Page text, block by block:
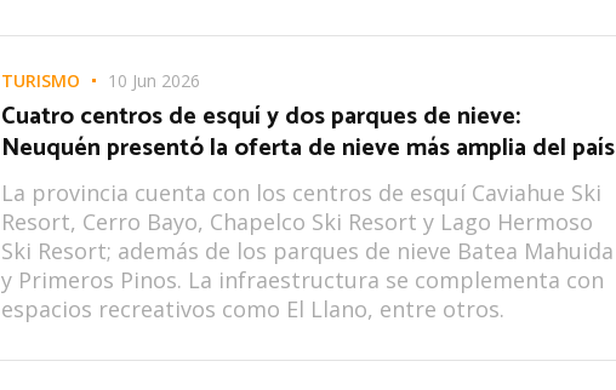
TURISMO 10 Jun 2026
Cuatro centros de esquí y dos parques de nieve:
Neuquén presentó la oferta de nieve más amplia del país
La provincia cuenta con los centros de esquí Caviahue Ski
Resort, Cerro Bayo, Chapelco Ski Resort y Lago Hermoso
Ski Resort; además de los parques de nieve Batea Mahuida
y Primeros Pinos. La infraestructura se complementa con
espacios recreativos como El Llano, entre otros.